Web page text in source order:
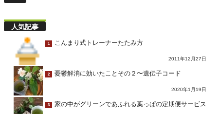
人気記事
1 こんまり式トレーナーたたみ方
2011年12月27日
2 憂鬱解消に効いたことその２〜遺伝子コード
2020年1月19日
3 家の中がグリーンであふれる葉っぱの定期便サービス